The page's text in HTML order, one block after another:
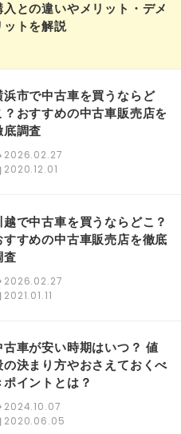
入との違いやメリット・デメ
ットを解説
浜市で中古車を買うならど
？おすすめの中古車販売店を
底調査
2026.02.27
2020.12.01
越で中古車を買うならどこ？
すすめの中古車販売店を徹底
査
2026.02.27
2021.01.11
古車が安い時期はいつ？ 値
の決まり方やおさえておくべ
ポイントとは？
2024.10.07
2020.06.05